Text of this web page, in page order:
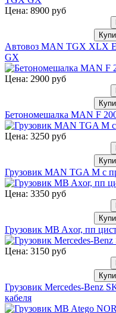
Цена: 8900 руб
Автовоз MAN TGX XLX
GX
Цена: 2900 руб
Бетономешалка MAN F
Цена: 3250 руб
Грузовик MAN TGA M с
Цена: 3350 руб
Грузовик MB Axor, пп
Цена: 3150 руб
Грузовик Mercedes-Benz
кабеля